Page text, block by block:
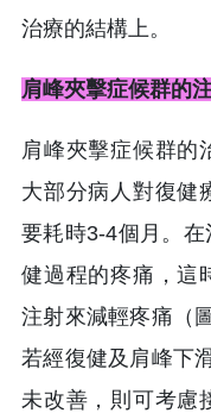
治療的結構上。
肩峰夾擊症候群的
肩峰夾擊症候群的
大部分病人對復健
要耗時3-4個月。
健過程的疼痛，這
注射來減輕疼痛（
若經復健及肩峰下
未改善，則可考慮